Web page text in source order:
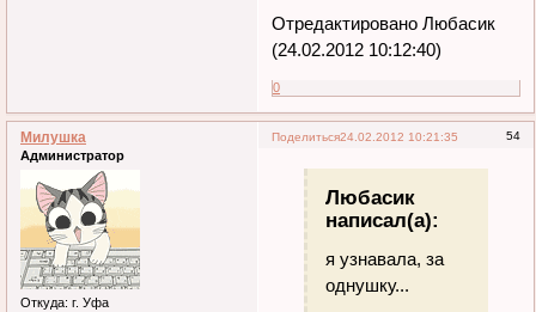
Отредактировано Любасик
(24.02.2012 10:12:40)
0
Поделиться 54
24.02.2012 10:21:35
Милушка
Администратор
Откуда: г. Уфа
Любасик
написал(а):
я узнавала, за
однушку...